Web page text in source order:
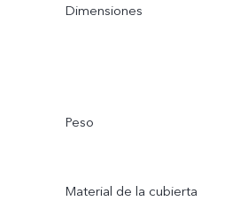
Dimensiones
Peso
Material de la cubierta